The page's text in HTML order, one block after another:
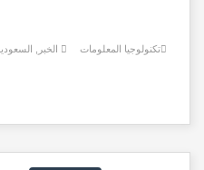
تكنولوجيا المعلومات الخبر,